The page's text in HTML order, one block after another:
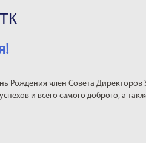
Рождения член Совета
и всего самого доброго, а